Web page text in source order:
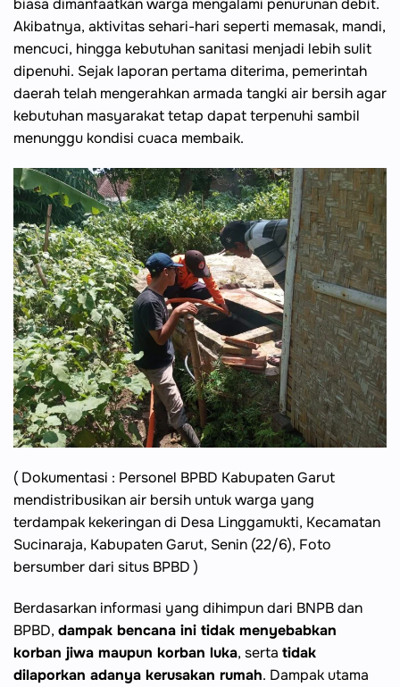
biasa dimanfaatkan warga mengalami penurunan debit.
Akibatnya, aktivitas sehari-hari seperti memasak, mandi,
mencuci, hingga kebutuhan sanitasi menjadi lebih sulit
dipenuhi. Sejak laporan pertama diterima, pemerintah
daerah telah mengerahkan armada tangki air bersih agar
kebutuhan masyarakat tetap dapat terpenuhi sambil
menunggu kondisi cuaca membaik.
( Dokumentasi : Personel BPBD Kabupaten Garut
mendistribusikan air bersih untuk warga yang
terdampak kekeringan di Desa Linggamukti, Kecamatan
Sucinaraja, Kabupaten Garut, Senin (22/6), Foto
bersumber dari situs BPBD )
Berdasarkan informasi yang dihimpun dari BNPB dan
BPBD, dampak bencana ini tidak menyebabkan
korban jiwa maupun korban luka, serta tidak
dilaporkan adanya kerusakan rumah. Dampak utama